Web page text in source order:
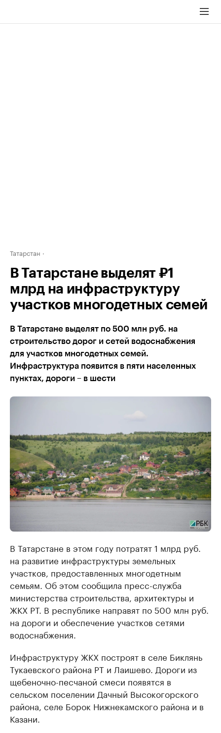
Татарстан
В Татарстане выделят ₽1
млрд на инфраструктуру
участков многодетных семей
В Татарстане выделят по 500 млн руб. на
строительство дорог и сетей водоснабжения
для участков многодетных семей.
Инфраструктура появится в пяти населенных
пунктах, дороги – в шести
В Татарстане в этом году потратят 1 млрд руб.
на развитие инфраструктуры земельных
участков, предоставленных многодетным
семьям. Об этом сообщила пресс-служба
министерства строительства, архитектуры и
ЖКХ РТ. В республике направят по 500 млн руб.
на дороги и обеспечение участков сетями
водоснабжения.
Инфраструктуру ЖКХ построят в селе Биклянь
Тукаевского района РТ и Лаишево. Дороги из
щебеночно-песчаной смеси появятся в
сельском поселении Дачный Высокогорского
района, селе Борок Нижнекамского района и в
Казани.